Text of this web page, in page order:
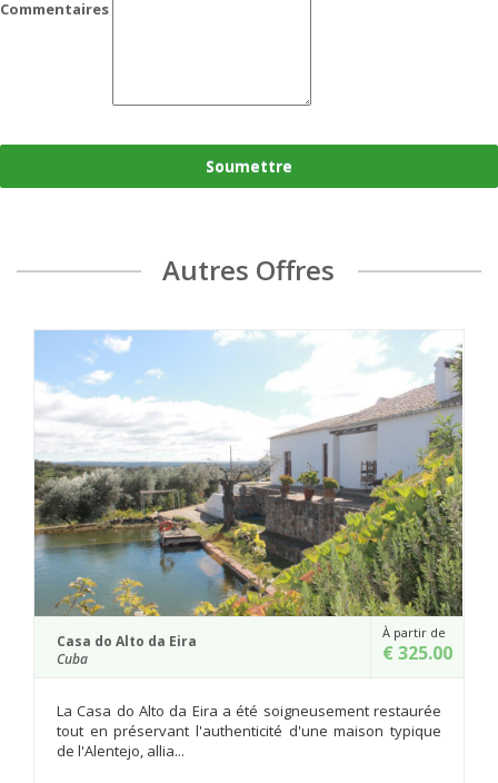
Commentaires
Soumettre
Autres Offres
do Alto da Eira
do Alto da Eira a été soigneusement restaurée
en préservant l'authenticité d'une maison typique
allia...
Quinta
Alcochete